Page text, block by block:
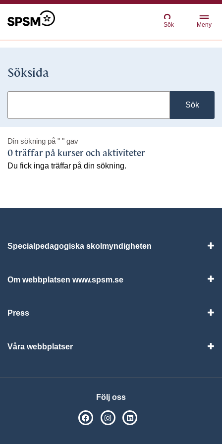
Sök Meny
Söksida
Sök
Din sökning på " " gav
0 träffar på kurser och aktiviteter
Du fick inga träffar på din sökning.
Specialpedagogiska skolmyndigheten
Om webbplatsen www.spsm.se
Press
Våra webbplatser
Följ oss
SPSM på Facebook
SPSM på Instagram